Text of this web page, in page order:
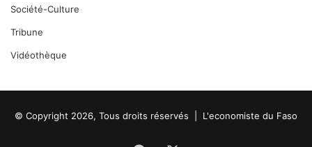
Société-Culture
Tribune
Vidéothèque
© Copyright 2026, Tous droits réservés | L'economiste du Faso